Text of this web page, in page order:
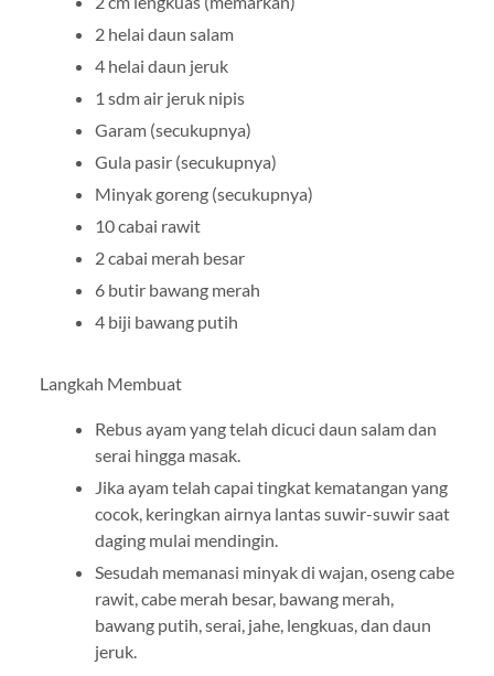
2 helai daun salam
4 helai daun jeruk
1 sdm air jeruk nipis
Garam (secukupnya)
Gula pasir (secukupnya)
Minyak goreng (secukupnya)
10 cabai rawit
2 cabai merah besar
6 butir bawang merah
4 biji bawang putih
Langkah Membuat
Rebus ayam yang telah dicuci daun salam dan
serai hingga masak.
Jika ayam telah capai tingkat kematangan yang
cocok, keringkan airnya lantas suwir-suwir saat
daging mulai mendingin.
Sesudah memanasi minyak di wajan, oseng cabe
rawit, cabe merah besar, bawang merah,
bawang putih, serai, jahe, lengkuas, dan daun
jeruk.